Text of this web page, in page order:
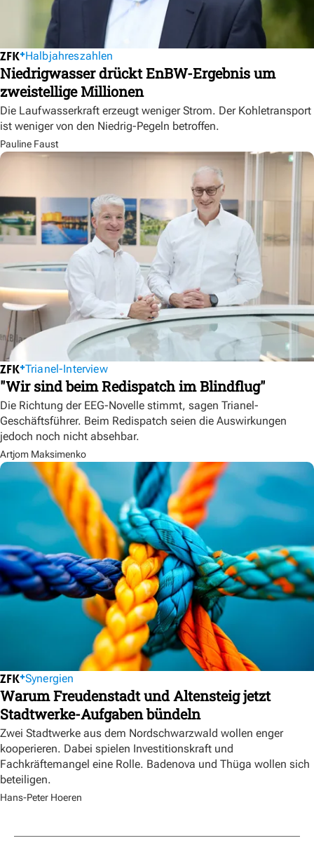
Halbjahreszahlen
Niedrigwasser drückt EnBW-Ergebnis um
zweistellige Millionen
Die Laufwasserkraft erzeugt weniger Strom. Der Kohletransport
ist weniger von den Niedrig-Pegeln betroffen.
Pauline Faust
Trianel-Interview
"Wir sind beim Redispatch im Blindflug"
Die Richtung der EEG-Novelle stimmt, sagen Trianel-
Geschäftsführer. Beim Redispatch seien die Auswirkungen
jedoch noch nicht absehbar.
Artjom Maksimenko
Synergien
Warum Freudenstadt und Altensteig jetzt
Stadtwerke-Aufgaben bündeln
Zwei Stadtwerke aus dem Nordschwarzwald wollen enger
kooperieren. Dabei spielen Investitionskraft und
Fachkräftemangel eine Rolle. Badenova und Thüga wollen sich
beteiligen.
Hans-Peter Hoeren